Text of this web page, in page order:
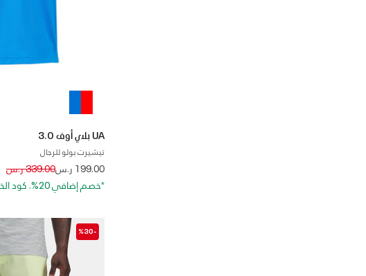
UA بلاي أوف 3.0
تيشيرت بولو للرجال
199.00 ر.سPrice reduced from
339.00 ر.سto
*خصم إضافي 20%. كود الخصم: EXTRA20
-%30